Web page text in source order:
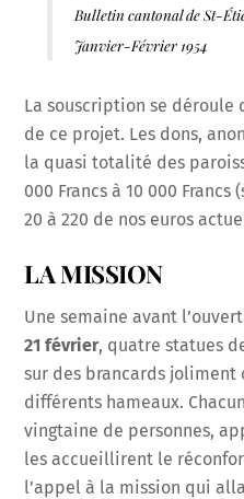
Bulletin cantonal de St-
Janvier-Février 1954
La souscription se déroule
de ce projet. Les dons,
la quasi totalité des
000 Francs à 10‌ 000
20 à 220 de nos euros
LA MISSION
Une semaine avant
21 février, quatre statues
sur des brancards joliment
différents hameaux.
vingtaine de personnes,
les accueillirent le
l’appel à la mission qui